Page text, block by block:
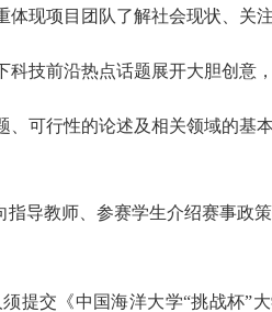
现项目团队了解社会现状、关
技前沿热点话题展开大胆创
可行性的论述及相关领域的基
指导教师、参赛学生介绍赛事政
提交《中国海洋大学“挑战杯”